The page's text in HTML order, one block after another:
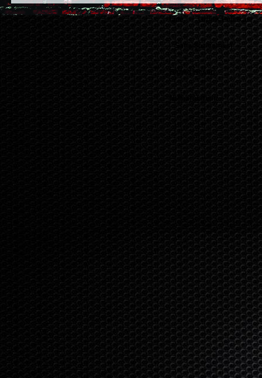
İade - Gizlilik Politikası -
Satış Sözleşmesi -
Banka Hesap
Numaralarımız